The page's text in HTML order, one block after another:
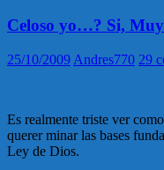
Celoso yo…? Si,
25/10/2009 Andres770 29
Es realmente triste ver
querer minar las bases
Ley de Dios.